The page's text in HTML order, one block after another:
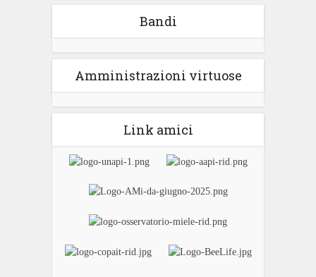
Bandi
Amministrazioni virtuose
Link amici